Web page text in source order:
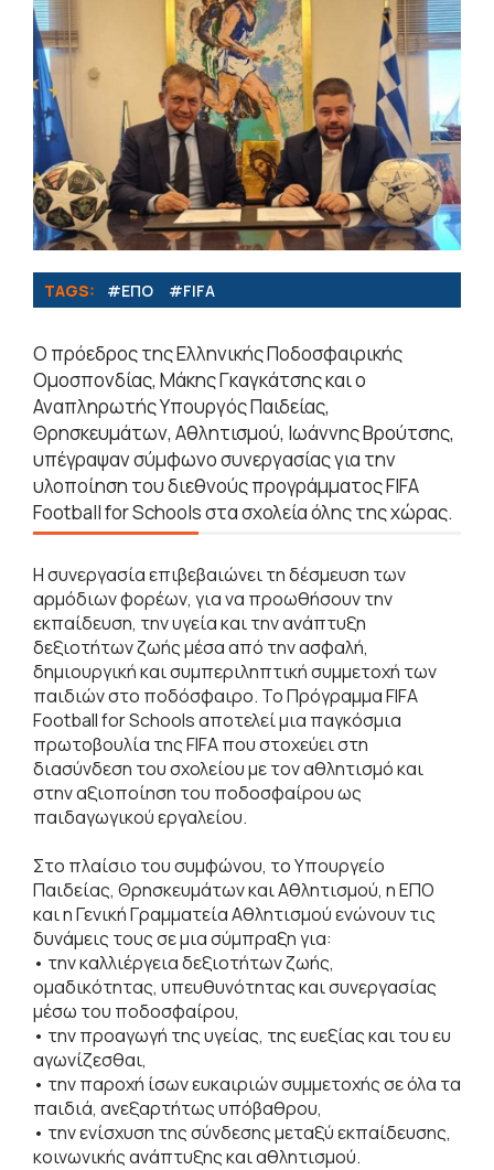
TAGS: #ΕΠΟ #FIFA
Ο πρόεδρος της Ελληνικής Ποδοσφαιρικής
Ομοσπονδίας, Μάκης Γκαγκάτσης και ο
Αναπληρωτής Υπουργός Παιδείας,
Θρησκευμάτων, Αθλητισμού, Ιωάννης Βρούτσης,
υπέγραψαν σύμφωνο συνεργασίας για την
υλοποίηση του διεθνούς προγράμματος FIFA
Football for Schools στα σχολεία όλης της χώρας.
Η συνεργασία επιβεβαιώνει τη δέσμευση των
αρμόδιων φορέων, για να προωθήσουν την
εκπαίδευση, την υγεία και την ανάπτυξη
δεξιοτήτων ζωής μέσα από την ασφαλή,
δημιουργική και συμπεριληπτική συμμετοχή των
παιδιών στο ποδόσφαιρο. Το Πρόγραμμα FIFA
Football for Schools αποτελεί μια παγκόσμια
πρωτοβουλία της FIFA που στοχεύει στη
διασύνδεση του σχολείου με τον αθλητισμό και
στην αξιοποίηση του ποδοσφαίρου ως
παιδαγωγικού εργαλείου.
Στο πλαίσιο του συμφώνου, το Υπουργείο
Παιδείας, Θρησκευμάτων και Αθλητισμού, η ΕΠΟ
και η Γενική Γραμματεία Αθλητισμού ενώνουν τις
δυνάμεις τους σε μια σύμπραξη για:
• την καλλιέργεια δεξιοτήτων ζωής,
ομαδικότητας, υπευθυνότητας και συνεργασίας
μέσω του ποδοσφαίρου,
• την προαγωγή της υγείας, της ευεξίας και του ευ
αγωνίζεσθαι,
• την παροχή ίσων ευκαιριών συμμετοχής σε όλα τα
παιδιά, ανεξαρτήτως υπόβαθρου,
• την ενίσχυση της σύνδεσης μεταξύ εκπαίδευσης,
κοινωνικής ανάπτυξης και αθλητισμού.